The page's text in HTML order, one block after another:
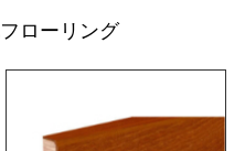
ローリング